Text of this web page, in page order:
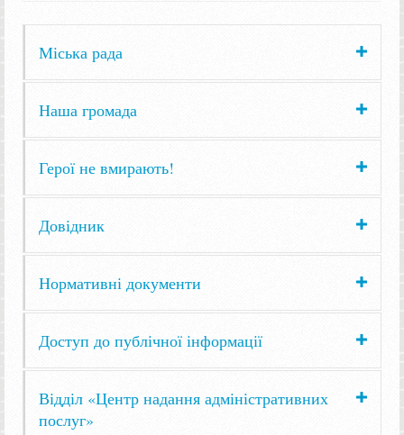
Міська рада
Наша громада
Герої не вмирають!
Довідник
Нормативні документи
Доступ до публічної інформації
Відділ «Центр надання адміністративних
послуг»